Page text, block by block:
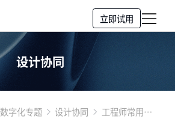
立即试用
设计协同
数字化专题 设计协同
工程师常用的